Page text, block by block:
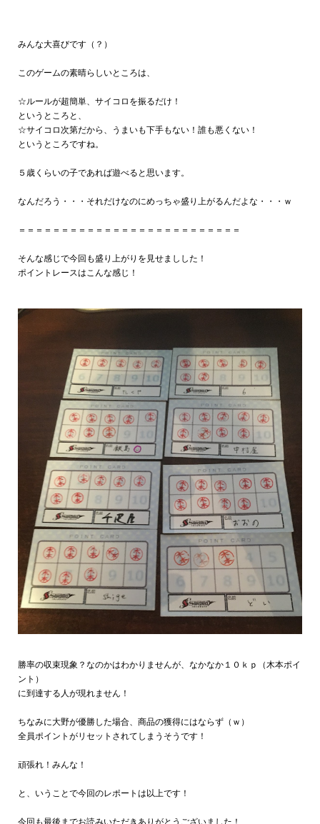
みんな大喜びです（？）
このゲームの素晴らしいところは、
☆ルールが超簡単、サイコロを振るだけ！
というところと、
☆サイコロ次第だから、うまいも下手もない！誰も悪くない！
というところですね。
５歳くらいの子であれば遊べると思います。
なんだろう・・・それだけなのにめっちゃ盛り上がるんだよな・・・ｗ
＝＝＝＝＝＝＝＝＝＝＝＝＝＝＝＝＝＝＝＝＝＝＝＝＝＝
そんな感じで今回も盛り上がりを見せましした！
ポイントレースはこんな感じ！
勝率の収束現象？なのかはわかりませんが、なかなか１０ｋｐ（木本ポイ
ント）
に到達する人が現れません！
ちなみに大野が優勝した場合、商品の獲得にはならず（ｗ）
全員ポイントがリセットされてしまうそうです！
頑張れ！みんな！
と、いうことで今回のレポートは以上です！
今回も最後までお読みいただきありがとうございました！